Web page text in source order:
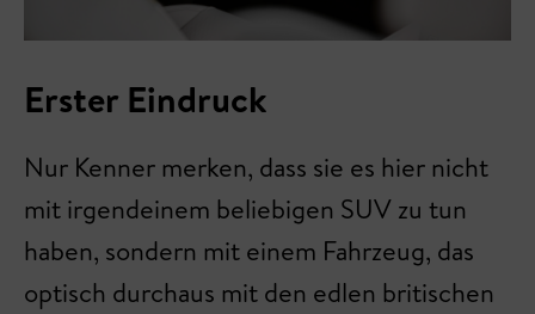
Erster Eindruck
Nur Kenner merken, dass sie es hier nicht
mit irgendeinem beliebigen SUV zu tun
haben, sondern mit einem Fahrzeug, das
optisch durchaus mit den edlen britischen